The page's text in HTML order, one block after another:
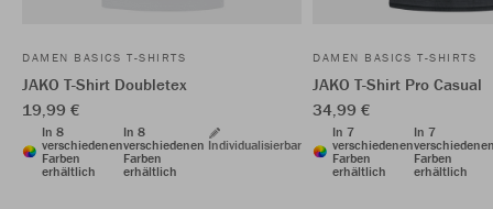
DAMEN BASICS T-SHIRTS
JAKO T-Shirt Doubletex
19,99 €
In 8
verschiedenen
Farben
erhältlich
In 8
verschiedenen
Farben
erhältlich
Individualisierbar
DAMEN BASICS T-SHIRTS
JAKO T-Shirt Pro Casual
34,99 €
In 7
verschiedenen
Farben
erhältlich
In 7
Farben
erhältlich